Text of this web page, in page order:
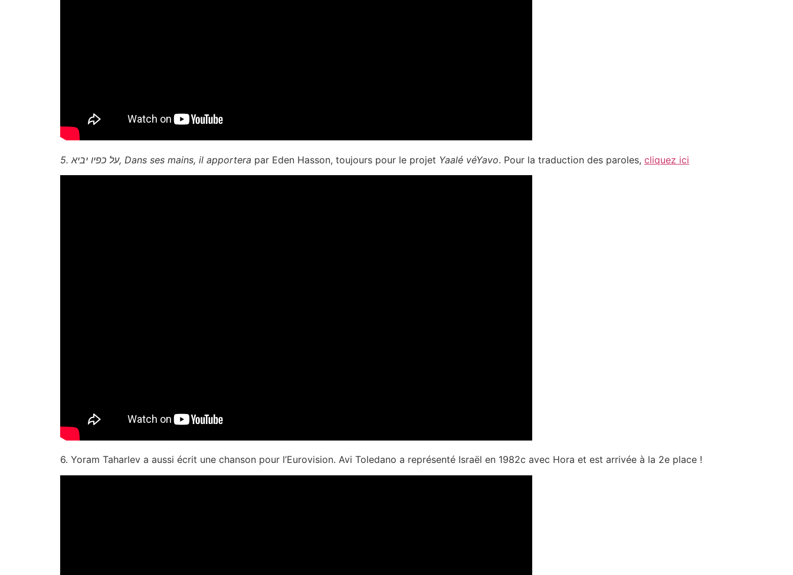
5. על כפיו יביא, Dans ses mains, il apportera par Eden Hasson, toujours pour le projet Yaalé véYavo. Pour la traduction des paroles, cliquez ici
6. Yoram Taharlev a aussi écrit une chanson pour l’Eurovision. Avi Toledano a représenté Israël en 1982c avec Hora et est arrivée à la 2e place !